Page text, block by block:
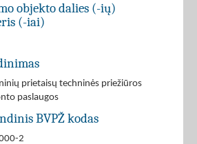
objekto dalies (-ių)
(-iai)
prietaisų techninės priežiūros
paslaugos
BVPŽ kodas
2